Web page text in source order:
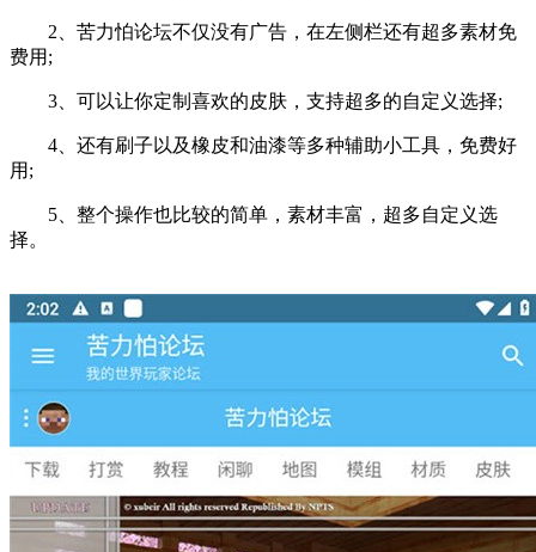
2、苦力怕论坛不仅没有广告，在左侧栏还有超多素材免
费用;
3、可以让你定制喜欢的皮肤，支持超多的自定义选择;
4、还有刷子以及橡皮和油漆等多种辅助小工具，免费好
用;
5、整个操作也比较的简单，素材丰富，超多自定义选
择。